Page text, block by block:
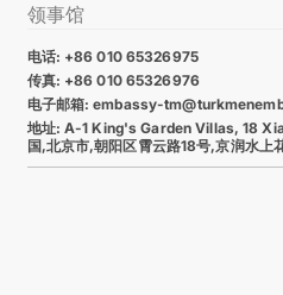
领事馆
电话: +86 010 65326975
传真: +86 010 65326976
电子邮箱: embassy-
地址: A-1 King's Garden Villas, 18
国,北京市,朝阳区霄云路18号,京润水上